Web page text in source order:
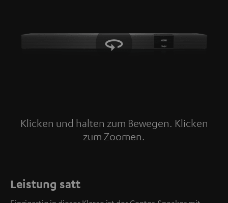
Klicken und halten zum Bewegen. Klicken
zum Zoomen.
Tap to zoom
Leistung satt